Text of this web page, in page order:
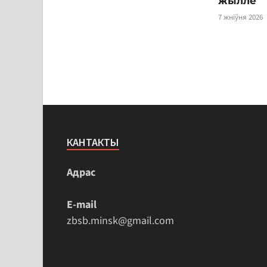
7 жніўня 2026
КАНТАКТЫ
Адрас
E-mail
zbsb.minsk@gmail.com